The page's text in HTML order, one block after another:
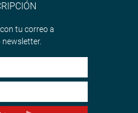
tu correo a